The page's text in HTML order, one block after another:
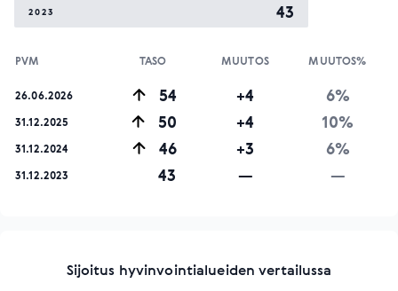
2023 43
PVM TASO MUUTOS MUUTOS%
26.06.2026 54 +4 6%
31.12.2025 50 +4 10%
31.12.2024 46 +3 6%
31.12.2023 43 — —
Sijoitus hyvinvointialueiden vertailussa